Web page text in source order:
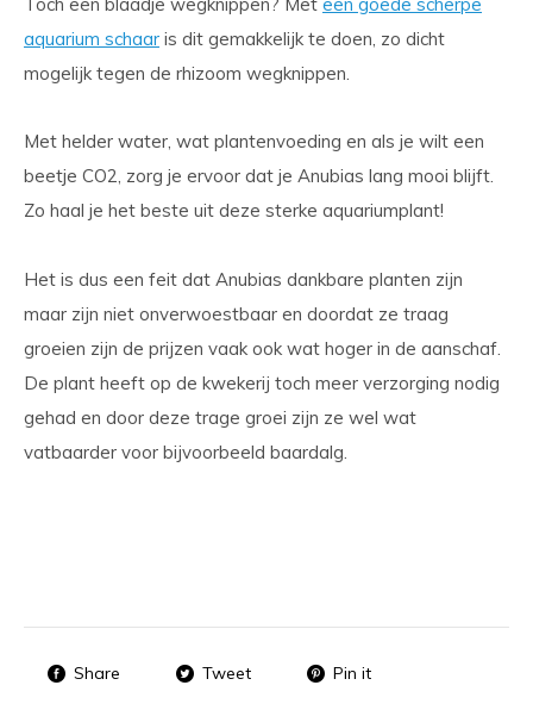
aquarium schaar is dit gemakkelijk te doen, zo dicht
mogelijk tegen de rhizoom wegknippen.
Met helder water, wat plantenvoeding en als je wilt een
beetje CO2, zorg je ervoor dat je Anubias lang mooi blijft.
Zo haal je het beste uit deze sterke aquariumplant!
Het is dus een feit dat Anubias dankbare planten zijn
maar zijn niet onverwoestbaar en doordat ze traag
groeien zijn de prijzen vaak ook wat hoger in de aanschaf.
De plant heeft op de kwekerij toch meer verzorging nodig
gehad en door deze trage groei zijn ze wel wat
vatbaarder voor bijvoorbeeld baardalg.
Share Tweet Pin it